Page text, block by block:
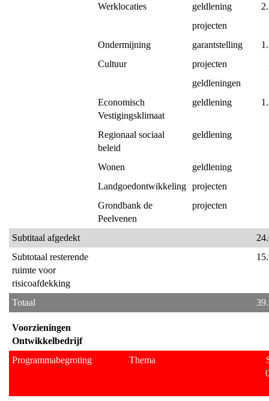
Werklocaties
geldlening
projecten
Ondermijning
garantstelling
Cultuur
projecten
geldleningen
Economisch
Vestigingsklimaat
geldlening
Regionaal sociaal
beleid
geldlening
Wonen
geldlening
Landgoedontwikkeling projecten
Grondbank de
Peelvenen
projecten
Subtitaal afgedekt
Subtotaal resterende
ruimte voor
risicoafdekking
Totaal
Voorzieningen
Ontwikkelbedrijf
Programmabegroting
Thema